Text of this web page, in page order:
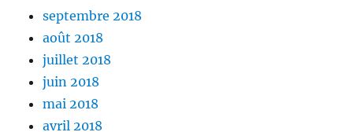
septembre 2018
août 2018
juillet 2018
juin 2018
mai 2018
avril 2018